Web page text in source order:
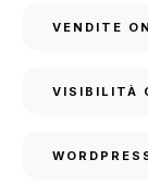
VENDITE
VISIBILITÀ